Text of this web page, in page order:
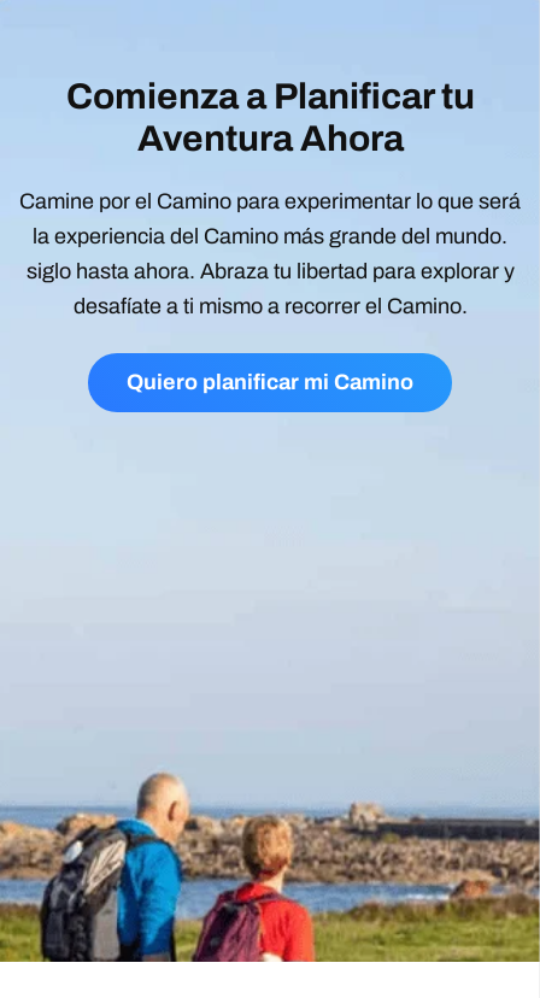
Comienza a Planificar tu
Aventura Ahora
Camine por el Camino para experimentar lo que será
la experiencia del Camino más grande del mundo.
siglo hasta ahora. Abraza tu libertad para explorar y
desafíate a ti mismo a recorrer el Camino.
Quiero planificar mi Camino